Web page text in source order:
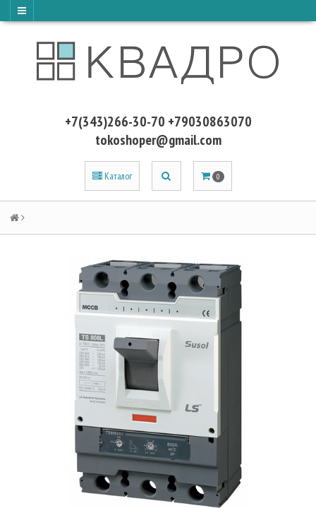
+7(343)266-30-70 +79030863070
tokoshoper@gmail.com
Каталог 0